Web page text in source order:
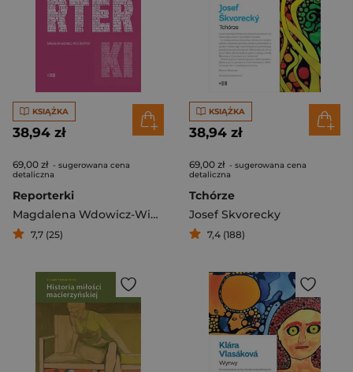
KSIĄŻKA
38,94 zł
69,00 zł - sugerowana cena
detaliczna
Reporterki
Magdalena Wdowicz-Wierzbowska
7,7 (25)
KSIĄŻKA
38,94 zł
69,00 zł - sugerowana cena
detaliczna
Tchórze
Josef Skvorecky
7,4 (188)